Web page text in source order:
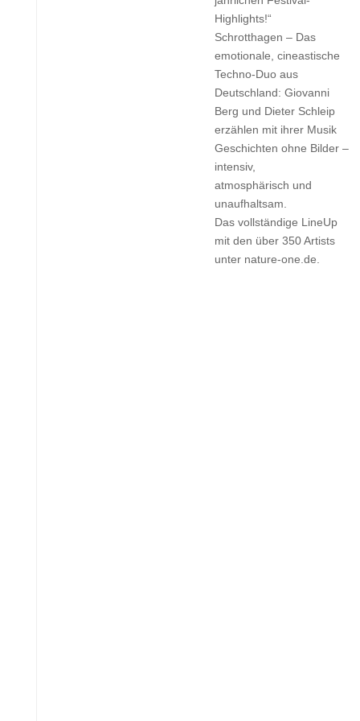
Highlights!“
Schrotthagen – Das
emotionale, cineastische
Techno-Duo aus
Deutschland: Giovanni
Berg und Dieter Schleip
erzählen mit ihrer Musik
Geschichten ohne Bilder –
intensiv,
atmosphärisch und
unaufhaltsam.
Das vollständige LineUp
mit den über 350 Artists
unter nature-one.de.